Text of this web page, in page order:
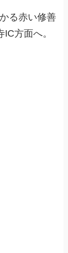
る赤い修善
方面へ。